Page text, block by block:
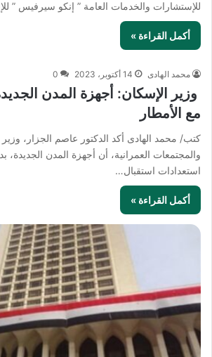
للإستشارات والخدمات العامة ” إنكو سيرفيس ”
أكمل القراءة »
محمد الهادى 14 أكتوبر، 2023 0
وزير الإسكان: أجهزة المدن
مع الأمطار
كتب/ محمد الهادى أكد الدكتور عاصم الجزار،
والمجتمعات العمرانية، أن أجهزة المدن الجديدة،
استعدادات استقبال…
أكمل القراءة »